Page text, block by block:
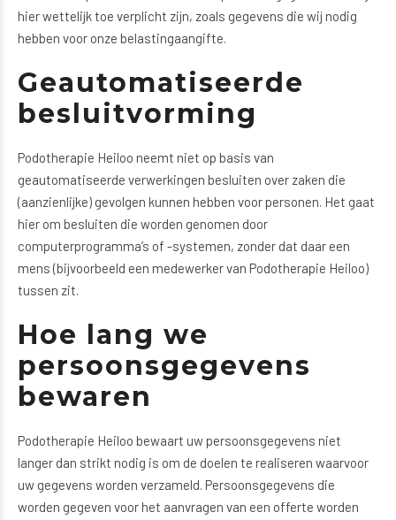
hier wettelijk toe verplicht zijn, zoals gegevens die wij nodig
hebben voor onze belastingaangifte.
Geautomatiseerde
besluitvorming
Podotherapie Heiloo neemt niet op basis van
geautomatiseerde verwerkingen besluiten over zaken die
(aanzienlijke) gevolgen kunnen hebben voor personen. Het gaat
hier om besluiten die worden genomen door
computerprogramma’s of -systemen, zonder dat daar een
mens (bijvoorbeeld een medewerker van Podotherapie Heiloo)
tussen zit.
Hoe lang we
persoonsgegevens
bewaren
Podotherapie Heiloo bewaart uw persoonsgegevens niet
langer dan strikt nodig is om de doelen te realiseren waarvoor
uw gegevens worden verzameld. Persoonsgegevens die
worden gegeven voor het aanvragen van een offerte worden